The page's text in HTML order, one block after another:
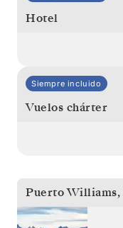
Hotel
Siempre incluido
Vuelos chárter
Puerto Williams,